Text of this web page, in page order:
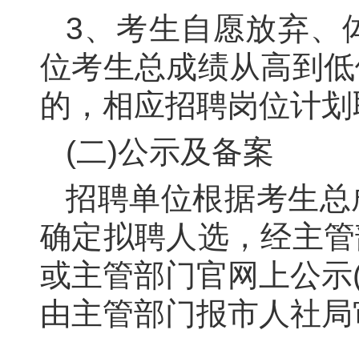
3、考生自愿放弃、
位考生总成绩从高到
的，相应招聘岗位计
(二)公示及备案
招聘单位根据考生
确定拟聘人选，经主
或主管部门官网上公
由主管部门报市人社